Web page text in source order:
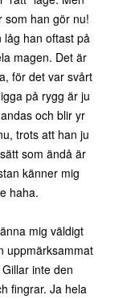
som han gör nu!
låg han oftast på
magen. Det är
för det var svårt
på rygg är ju
och blir yr
trots att han ju
som ändå är
känner mig
haha.
mig väldigt
uppmärksammat
inte den
fingrar. Ja hela